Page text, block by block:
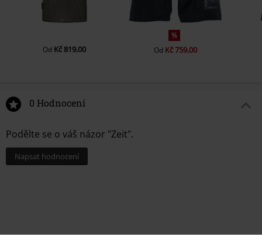
Od Kč 819,00
%
Od Kč 759,00
0 Hodnocení
Podělte se o váš názor "Zeit".
Napsat hodnocení